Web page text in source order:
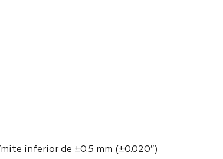
inferior de ±0.5 mm (±0.020″)